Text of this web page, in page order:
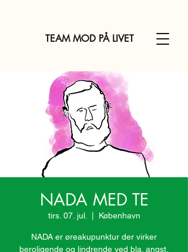
TEAM MOD PÅ LIVET
NADA MED TE
tirs. 07. jul. København
NADA er øreakupunktur der virker
beroligende og lindrende ved bla. angst,